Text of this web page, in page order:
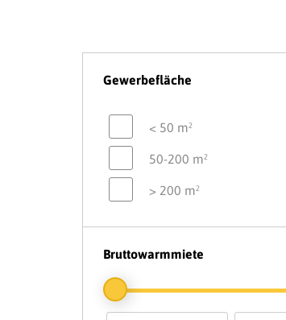
Gewerbefläche
< 50 m²
50-200 m²
> 200 m²
Bruttowarmmiete